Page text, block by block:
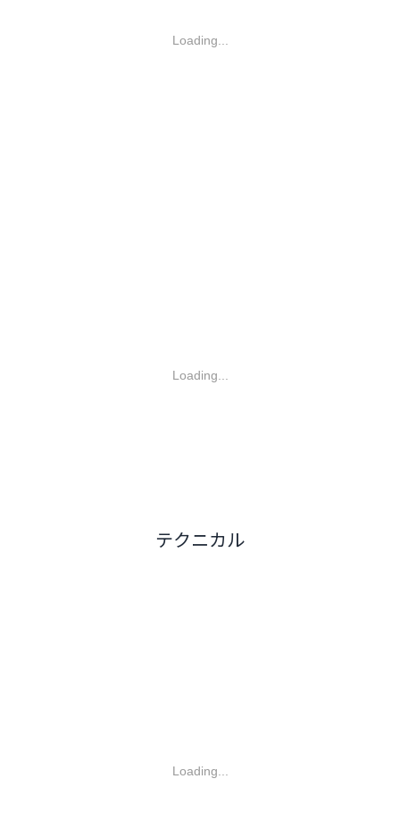
Loading...
Loading...
テクニカル
Loading...